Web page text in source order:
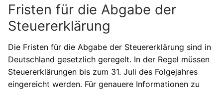
Fristen für die Abgabe der
Steuererklärung
Die Fristen für die Abgabe der Steuererklärung sind in
Deutschland gesetzlich geregelt. In der Regel müssen
Steuererklärungen bis zum 31. Juli des Folgejahres
eingereicht werden. Für genauere Informationen zu